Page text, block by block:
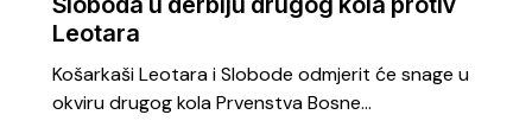
Leotara
Košarkaši Leotara i Slobode odmjerit će snage u
okviru drugog kola Prvenstva Bosne…